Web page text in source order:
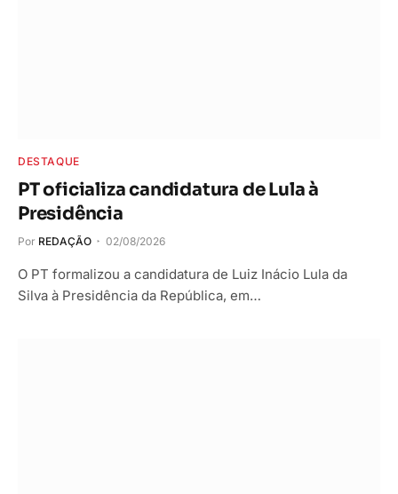
DESTAQUE
PT oficializa candidatura de Lula à
Presidência
Por REDAÇÃO 02/08/2026
O PT formalizou a candidatura de Luiz Inácio Lula da
Silva à Presidência da República, em…